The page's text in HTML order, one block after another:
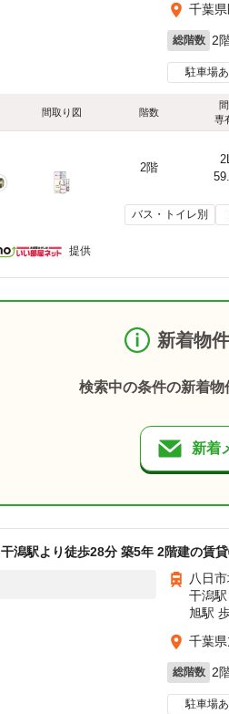
千葉
総階数 2
駐車場あ
間取り図 階数
専
2階
バス・トイレ別
提供
新着物
検索中の条件の新着
新着
干潟駅より徒歩28分 築5年 2階建の賃
八日
干潟
旭駅
千葉
総階数 2
駐車場あ